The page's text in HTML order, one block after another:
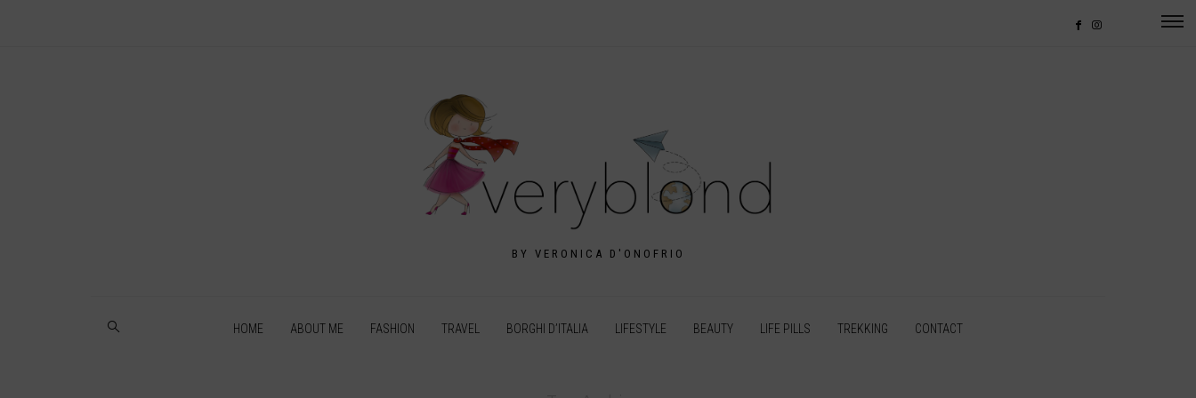
BY VERONICA D'ONOFRIO
HOME ABOUT ME FASHION TRAVEL BORGHI D’ITALIA LIFESTYLE BEAUTY LIFE PILLS TREKKING CONTACT